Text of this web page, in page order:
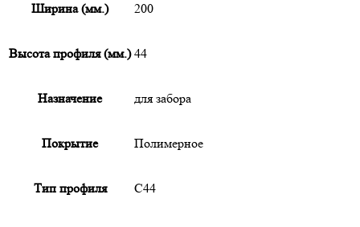
Ширина (мм.) 200
Высота профиля (мм.) 44
Назначение для забора
Покрытие Полимерное
Тип профиля С44